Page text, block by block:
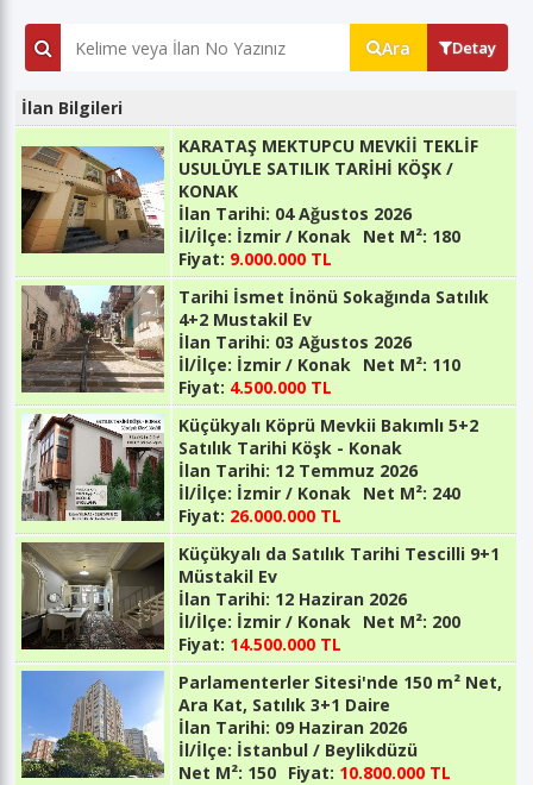
Ara Detay
İlan Bilgileri
KARATAŞ MEKTUPCU MEVKİİ TEKLİF
USULÜYLE SATILIK TARİHİ KÖŞK /
KONAK
İlan Tarihi: 04 Ağustos 2026
İl/İlçe: İzmir / Konak Net M²: 180
Fiyat: 9.000.000 TL
Tarihi İsmet İnönü Sokağında Satılık
4+2 Mustakil Ev
İlan Tarihi: 03 Ağustos 2026
İl/İlçe: İzmir / Konak Net M²: 110
Fiyat: 4.500.000 TL
Küçükyalı Köprü Mevkii Bakımlı 5+2
Satılık Tarihi Köşk - Konak
İlan Tarihi: 12 Temmuz 2026
İl/İlçe: İzmir / Konak Net M²: 240
Fiyat: 26.000.000 TL
Küçükyalı da Satılık Tarihi Tescilli 9+1
Müstakil Ev
İlan Tarihi: 12 Haziran 2026
İl/İlçe: İzmir / Konak Net M²: 200
Fiyat: 14.500.000 TL
Parlamenterler Sitesi'nde 150 m² Net,
Ara Kat, Satılık 3+1 Daire
İlan Tarihi: 09 Haziran 2026
İl/İlçe: İstanbul / Beylikdüzü
Net M²: 150 Fiyat: 10.800.000 TL